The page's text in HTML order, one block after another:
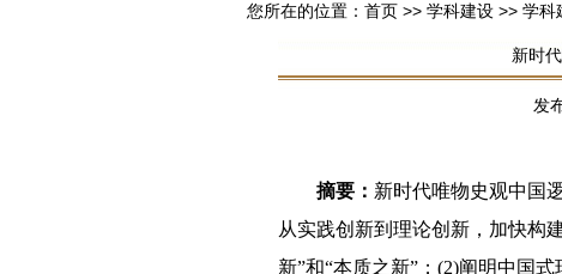
您所在的位置： 首页 >> 学科建设 >> 学科
新时
发
摘要： 新时代唯物史观中国
从实践创新到理论创新，加快构
新”和“本质之新”；(2)阐明中国